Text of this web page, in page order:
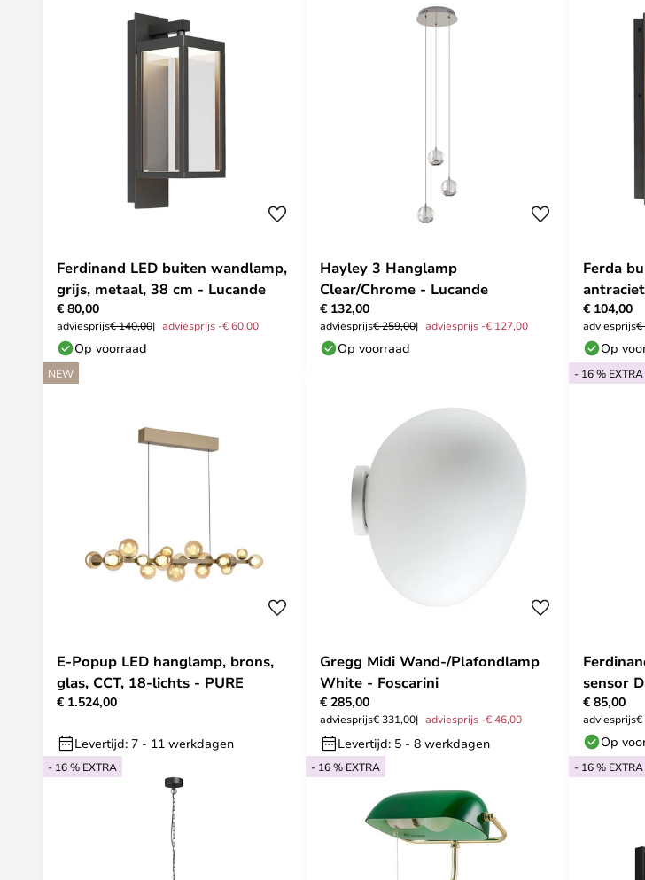
Ferdinand LED buiten wandlamp,
grijs, metaal, 38 cm - Lucande
€ 80,00
adviesprijs€ 140,00 adviesprijs -€ 60,00
Op voorraad
Hayley 3 Hanglamp
Clear/Chrome - Lucande
€ 132,00
adviesprijs€ 259,00 adviesprijs -€ 127,00
Op voorraad
Ferda
€ 104,00
adviesprijs€
Op
NEW
E-Popup LED hanglamp, brons,
glas, CCT, 18-lichts - PURE
€ 1.524,00
Levertijd: 7 - 11 werkdagen
Gregg Midi Wand-/Plafondlamp
White - Foscarini
€ 285,00
adviesprijs€ 331,00 adviesprijs -€ 46,00
Levertijd: 5 - 8 werkdagen
- 16 % EXTRA
sensor
€ 85,00
adviesprijs€
Op
- 16 % EXTRA - 16 % EXTRA - 16 % EXTRA